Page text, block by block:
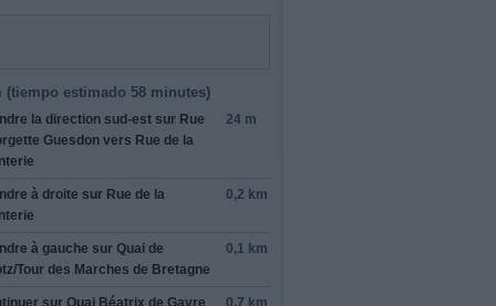
(tiempo estimado 58 minutes)
la direction sud-est sur Rue
Guesdon vers Rue de la
24 m
à droite sur Rue de la
0,2 km
à gauche sur Quai de
/Tour des Marches de Bretagne
0,1 km
sur Quai Béatrix de Gavre 0,7 km